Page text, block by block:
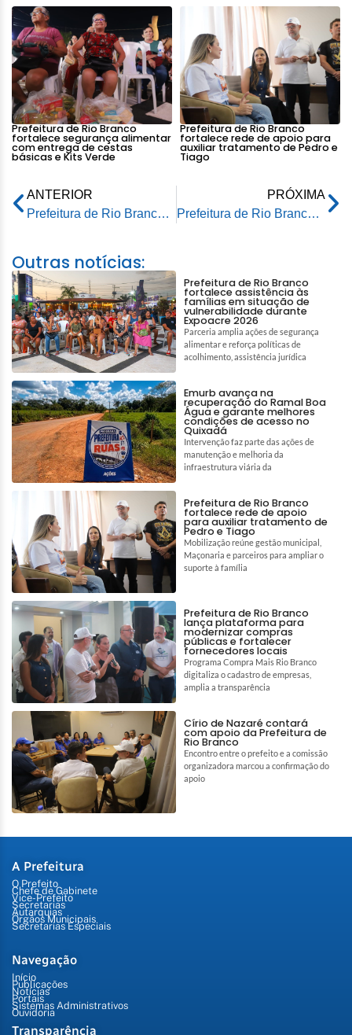
Prefeitura de Rio Branco
fortalece segurança alimentar
com entrega de cestas
básicas e Kits Verde
Prefeitura de Rio Branco
fortalece rede de apoio para
auxiliar tratamento de Pedro e
Tiago
ANTERIOR
Prefeitura de Rio Branco vistoria obras da nova ponte sobre o Igarapé Redenção no Apolônio Sales
PRÓXIMA
Prefeitura de Rio Branco promove ação educativa sobre segurança no trânsito para estudantes da Vila Acre
Outras notícias:
Prefeitura de Rio Branco
fortalece assistência às
famílias em situação de
vulnerabilidade durante
Expoacre 2026
Parceria amplia ações de segurança
alimentar e reforça políticas de
acolhimento, assistência jurídica
Emurb avança na
recuperação do Ramal Boa
Água e garante melhores
condições de acesso no
Quixadá
Intervenção faz parte das ações de
manutenção e melhoria da
infraestrutura viária da
Prefeitura de Rio Branco
fortalece rede de apoio
para auxiliar tratamento de
Pedro e Tiago
Mobilização reúne gestão municipal,
Maçonaria e parceiros para ampliar o
suporte à família
Prefeitura de Rio Branco
lança plataforma para
modernizar compras
públicas e fortalecer
fornecedores locais
Programa Compra Mais Rio Branco
digitaliza o cadastro de empresas,
amplia a transparência
Círio de Nazaré contará
com apoio da Prefeitura de
Rio Branco
Encontro entre o prefeito e a comissão
organizadora marcou a confirmação do
apoio
A Prefeitura
O Prefeito
Chefe de Gabinete
Vice-Prefeito
Secretarias
Autarquias
Órgãos Municipais
Secretarias Especiais
Navegação
Início
Publicações
Notícias
Portais
Sistemas Administrativos
Ouvidoria
Transparência